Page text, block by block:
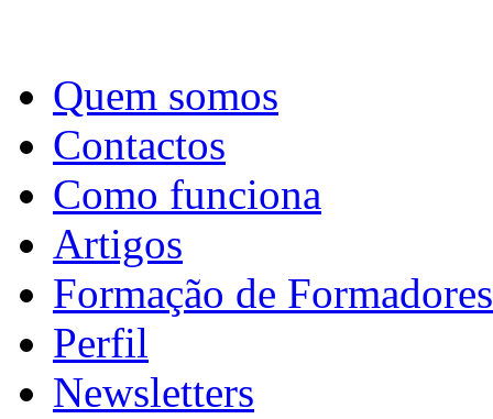
Quem somos
Contactos
Como funciona
Artigos
Formação de Formadores
Perfil
Newsletters